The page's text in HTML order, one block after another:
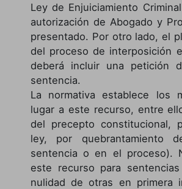
Ley de Enjuiciamiento
autorización de Abogado y
presentado. Por otro lado, el
del proceso de interposición
deberá incluir una petición
sentencia.
La normativa establece los
lugar a este recurso, entre
del precepto constitucional,
ley, por quebrantamiento
sentencia o en el proceso).
este recurso para
nulidad de otras en primera